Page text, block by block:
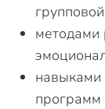
методами
навыками
программ